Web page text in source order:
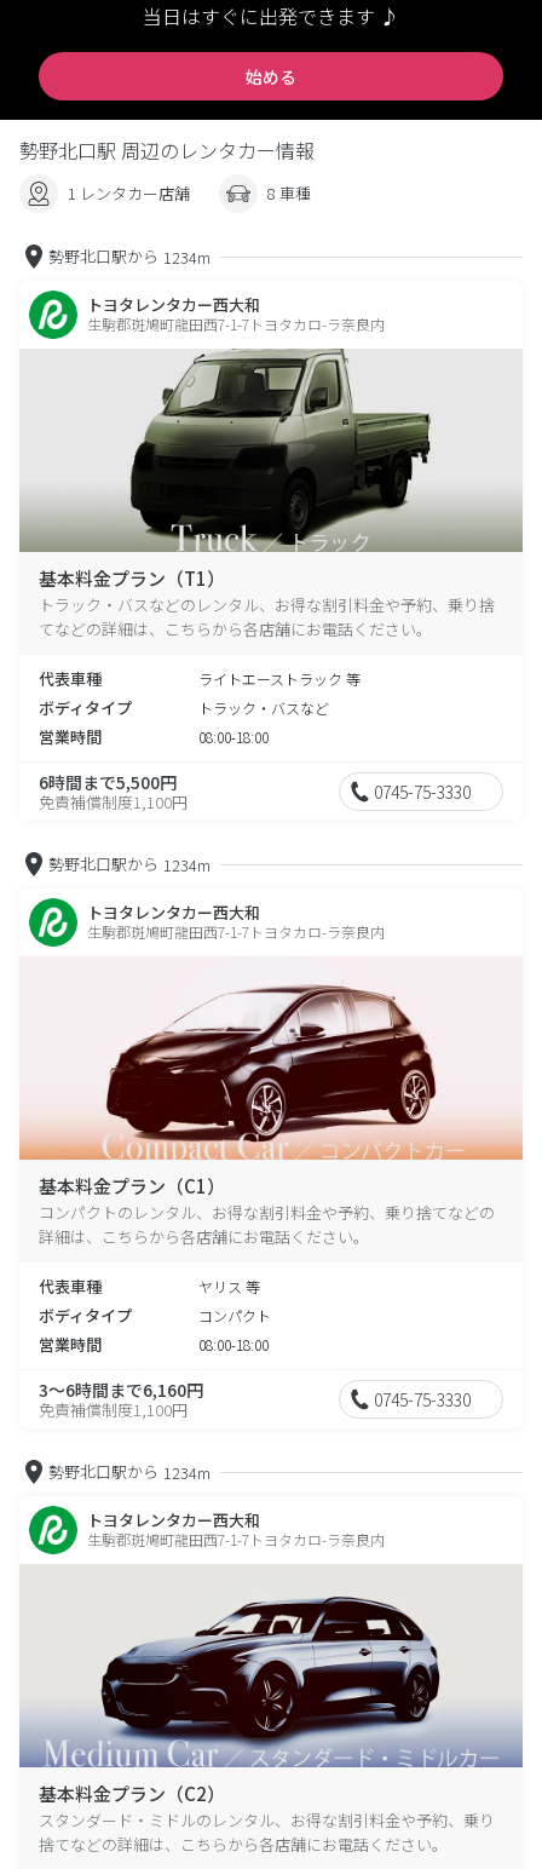
当日はすぐに出発できます ♪
始める
勢野北口駅 周辺のレンタカー情報
1 レンタカー店舗 8 車種
勢野北口駅から 1234m
トヨタレンタカー西大和
生駒郡斑鳩町龍田西7-1-7トヨタカロ-ラ奈良内
基本料金プラン（T1）
トラック・バスなどのレンタル、お得な割引料金や予約、乗り捨
てなどの詳細は、こちらから各店舗にお電話ください。
代表車種 ライトエーストラック 等
ボディタイプ トラック・バスなど
営業時間 08:00-18:00
6時間まで5,500円
免責補償制度1,100円 0745-75-3330
勢野北口駅から 1234m
トヨタレンタカー西大和
生駒郡斑鳩町龍田西7-1-7トヨタカロ-ラ奈良内
基本料金プラン（C1）
コンパクトのレンタル、お得な割引料金や予約、乗り捨てなどの
詳細は、こちらから各店舗にお電話ください。
代表車種 ヤリス 等
ボディタイプ コンパクト
営業時間 08:00-18:00
3～6時間まで6,160円
免責補償制度1,100円 0745-75-3330
勢野北口駅から 1234m
トヨタレンタカー西大和
生駒郡斑鳩町龍田西7-1-7トヨタカロ-ラ奈良内
基本料金プラン（C2）
スタンダード・ミドルのレンタル、お得な割引料金や予約、乗り
捨てなどの詳細は、こちらから各店舗にお電話ください。